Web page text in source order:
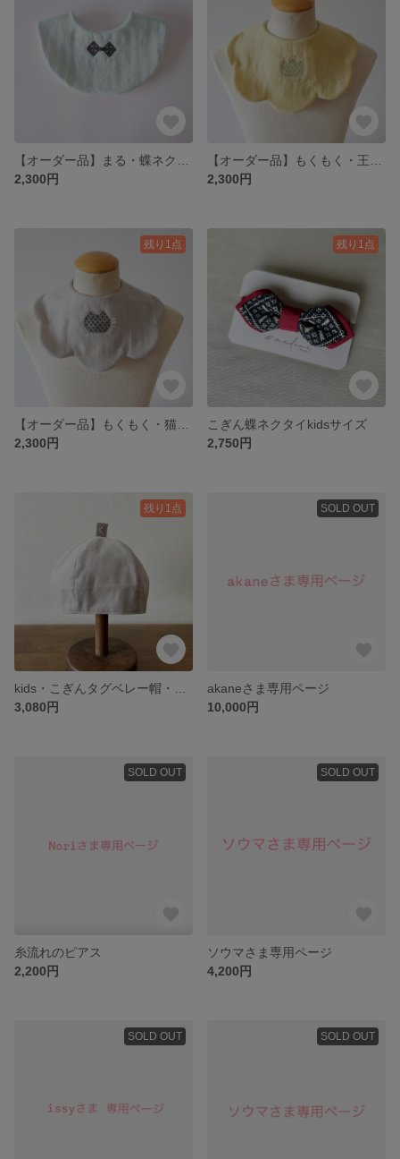
2,300円
2,300円
残り1点
2,300円
残り1点
こぎん蝶ネクタイkidsサイズ
2,750円
残り1点
3,080円
SOLD OUT
akaneさま専用ページ
10,000円
SOLD OUT
糸流れのピアス
2,200円
SOLD OUT
ソウマさま専用ページ
4,200円
SOLD OUT SOLD OUT